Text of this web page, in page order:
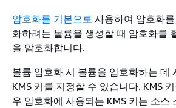
암호화를 기본으로 사용하여 암호화
화하려는 볼륨을 생성할 때 암호화를
을 암호화합니다.
볼륨 암호화 시 볼륨을 암호화하는 데
KMS 키를 지정할 수 있습니다. KMS
우 암호화에 사용되는 KMS 키는 소스